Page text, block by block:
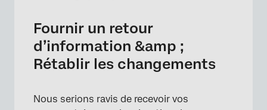
Fournir un retour
d’information &amp ;
Rétablir les changements
Nous serions ravis de recevoir vos